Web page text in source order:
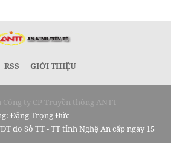
RSS GIỚI THIỆU
ty CP Truyền thông ANTT
Đặng Trọng Đức
do Sở TT - TT tỉnh Nghệ An cấp ngày 15